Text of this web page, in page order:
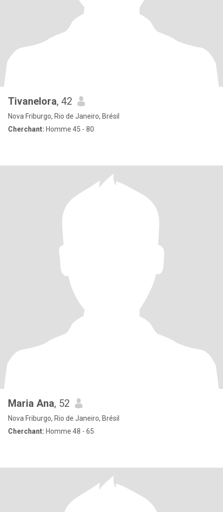
Tivanelora, 42
Nova Friburgo, Rio de Janeiro, Brésil
Cherchant: Homme 45 - 80
Maria Ana, 52
Nova Friburgo, Rio de Janeiro, Brésil
Cherchant: Homme 48 - 65